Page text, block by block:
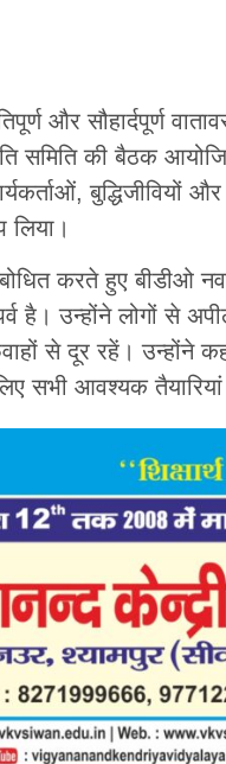
और सौहार्दपूर्ण
समिति की बैठक
बुद्धिजीवियों
लिया।
करते हुए बीडीओ
है। उन्होंने लोगों से
से दूर रहें। उन्होंने
सभी आवश्यक